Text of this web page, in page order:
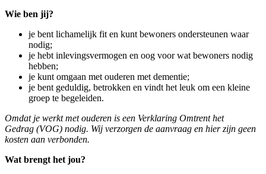
Wie ben jij?
je bent lichamelijk fit en kunt bewoners ondersteunen waar
nodig;
je hebt inlevingsvermogen en oog voor wat bewoners nodig
hebben;
je kunt omgaan met ouderen met dementie;
je bent geduldig, betrokken en vindt het leuk om een kleine
groep te begeleiden.
Omdat je werkt met ouderen is een Verklaring Omtrent het
Gedrag (VOG) nodig. Wij verzorgen de aanvraag en hier zijn geen
kosten aan verbonden.
Wat brengt het jou?